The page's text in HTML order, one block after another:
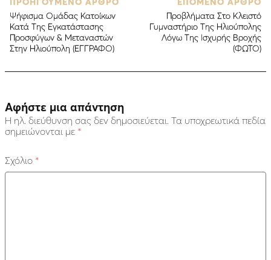
Ψήφισμα Ομάδας Κατοίκων
Κατά Της Εγκατάστασης
Προσφύγων & Μεταναστών
Στην Ηλιούπολη (ΕΓΓΡΑΦΟ)
Προβλήματα Στο Κλειστό
Γυμναστήριο Της Ηλιούπολης
Λόγω Της Ισχυρής Βροχής
(ΦΩΤΟ)
Αφήστε μια απάντηση
Η ηλ. διεύθυνση σας δεν δημοσιεύεται. Τα υποχρεωτικά πεδία
σημειώνονται με *
Σχόλιο *